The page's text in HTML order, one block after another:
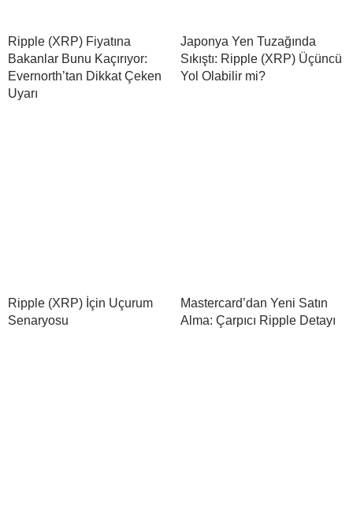
Ripple (XRP) Fiyatına
Bakanlar Bunu Kaçırıyor:
Evernorth’tan Dikkat Çeken
Uyarı
Japonya Yen Tuzağında
Sıkıştı: Ripple (XRP) Üçüncü
Yol Olabilir mi?
Ripple (XRP) İçin Uçurum
Senaryosu
Mastercard’dan Yeni Satın
Alma: Çarpıcı Ripple Detayı